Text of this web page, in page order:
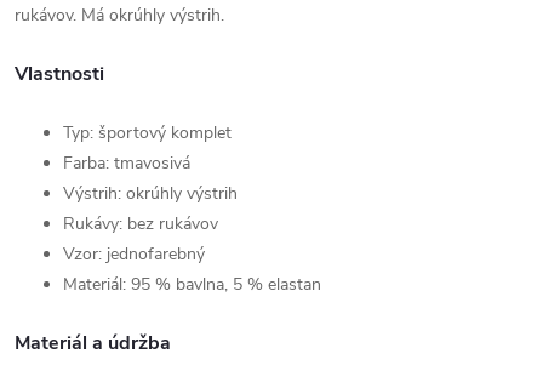
rukávov. Má okrúhly výstrih.
Vlastnosti
Typ: športový komplet
Farba: tmavosivá
Výstrih: okrúhly výstrih
Rukávy: bez rukávov
Vzor: jednofarebný
Materiál: 95 % bavlna, 5 % elastan
Materiál a údržba